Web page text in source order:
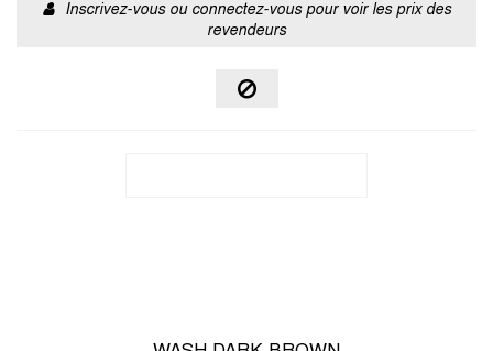
Inscrivez-vous ou connectez-vous pour voir les prix des
revendeurs